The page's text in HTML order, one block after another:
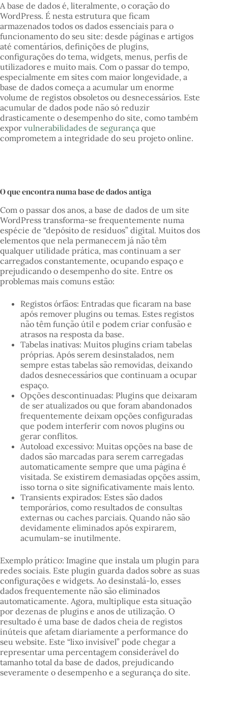
A base de dados é, literalmente, o coração do
WordPress. É nesta estrutura que ficam
armazenados todos os dados essenciais para o
funcionamento do seu site: desde páginas e artigos
até comentários, definições de plugins,
configurações do tema, widgets, menus, perfis de
utilizadores e muito mais. Com o passar do tempo,
especialmente em sites com maior longevidade, a
base de dados começa a acumular um enorme
volume de registos obsoletos ou desnecessários. Este
acumular de dados pode não só reduzir
drasticamente o desempenho do site, como também
expor vulnerabilidades de segurança que
comprometem a integridade do seu projeto online.
O que encontra numa base de dados antiga
Com o passar dos anos, a base de dados de um site
WordPress transforma-se frequentemente numa
espécie de “depósito de resíduos” digital. Muitos dos
elementos que nela permanecem já não têm
qualquer utilidade prática, mas continuam a ser
carregados constantemente, ocupando espaço e
prejudicando o desempenho do site. Entre os
problemas mais comuns estão:
Registos órfãos: Entradas que ficaram na base
após remover plugins ou temas. Estes registos
não têm função útil e podem criar confusão e
atrasos na resposta da base.
Tabelas inativas: Muitos plugins criam tabelas
próprias. Após serem desinstalados, nem
sempre estas tabelas são removidas, deixando
dados desnecessários que continuam a ocupar
espaço.
Opções descontinuadas: Plugins que deixaram
de ser atualizados ou que foram abandonados
frequentemente deixam opções configuradas
que podem interferir com novos plugins ou
gerar conflitos.
Autoload excessivo: Muitas opções na base de
dados são marcadas para serem carregadas
automaticamente sempre que uma página é
visitada. Se existirem demasiadas opções assim,
isso torna o site significativamente mais lento.
Transients expirados: Estes são dados
temporários, como resultados de consultas
externas ou caches parciais. Quando não são
devidamente eliminados após expirarem,
acumulam-se inutilmente.
Exemplo prático: Imagine que instala um plugin para
redes sociais. Este plugin guarda dados sobre as suas
configurações e widgets. Ao desinstalá-lo, esses
dados frequentemente não são eliminados
automaticamente. Agora, multiplique esta situação
por dezenas de plugins e anos de utilização. O
resultado é uma base de dados cheia de registos
inúteis que afetam diariamente a performance do
seu website. Este “lixo invisível” pode chegar a
representar uma percentagem considerável do
tamanho total da base de dados, prejudicando
severamente o desempenho e a segurança do site.